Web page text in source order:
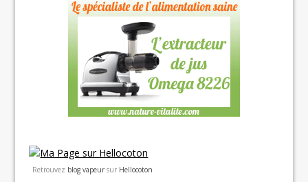
Retrouvez blog vapeur sur Hellocoton